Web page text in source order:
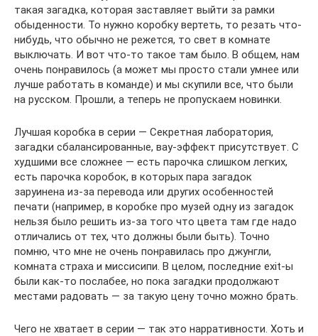
такая загадка, которая заставляет выйти за рамки
обыденности. То нужно коробку вертеть, то резать что-
нибудь, что обычно не режется, то свет в комнате
выключать. И вот что-то такое там было. В общем, нам
очень понравилось (а может мы просто стали умнее или
лучше работать в команде) и мы скупили все, что были
на русском. Прошли, а теперь не пропускаем новинки.
Лучшая коробка в серии — Секретная лаборатория,
загадки сбалансированные, вау-эффект присутствует. С
худшими все сложнее — есть парочка слишком легких,
есть парочка коробок, в которых пара загадок
заруинена из-за перевода или других особенностей
печати (например, в коробке про музей одну из загадок
нельзя было решить из-за того что цвета там где надо
отличались от тех, что должны были быть). Точно
помню, что мне не очень понравилась про джунгли,
комната страха и миссисипи. В целом, последние exit-ы
были как-то послабее, но пока загадки продолжают
местами радовать — за такую цену точно можно брать.
Чего не хватает в серии — так это нарративности. Хоть и